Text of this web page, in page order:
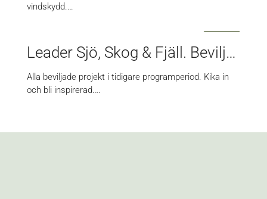
vindskydd.…
Leader Sjö, Skog & Fjäll. Beviljade projekt 2014-2023.
Alla beviljade projekt i tidigare programperiod. Kika in
och bli inspirerad.…